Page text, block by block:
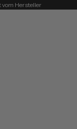
Hersteller